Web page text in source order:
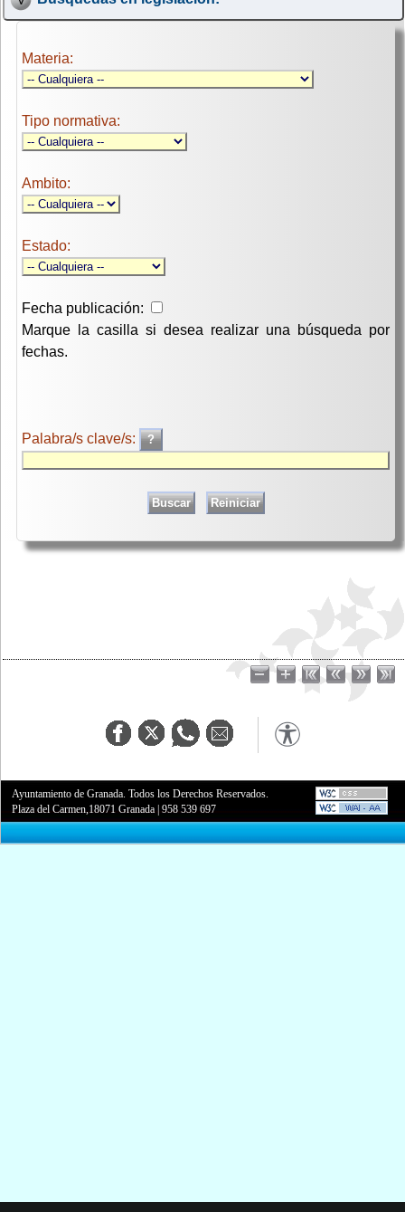
Materia:
Tipo normativa:
Ambito:
Estado:
Fecha publicación:
Marque la casilla si desea realizar una búsqueda por
fechas.
Palabra/s clave/s:
Ayuntamiento de Granada. Todos los Derechos Reservados.
Plaza del Carmen,18071 Granada |958 539 697